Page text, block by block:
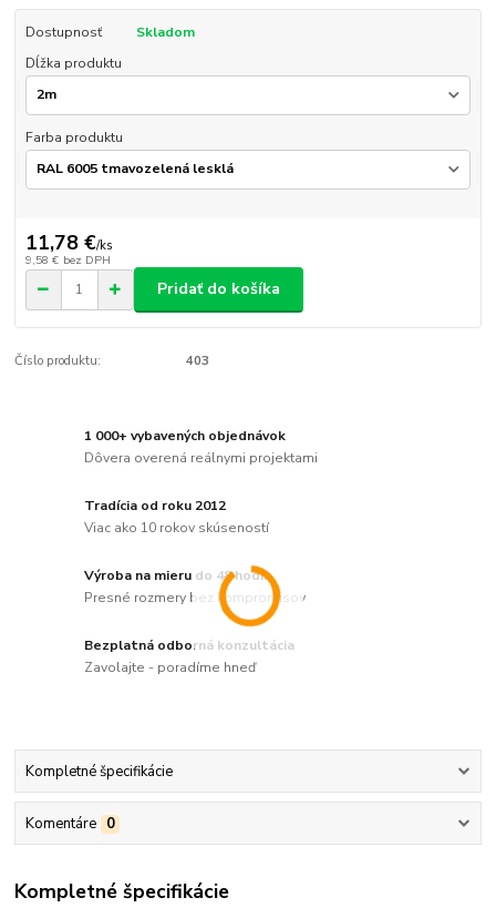
Dostupnosť
Skladom
Dĺžka produktu
Farba produktu
11,78 €/ks
9,58 € bez DPH
Pridať do košíka
Číslo produktu: 403
1 000+ vybavených objednávok
Dôvera overená reálnymi projektami
Tradícia od roku 2012
Viac ako 10 rokov skúseností
Výroba na mieru do 48 hodín
Presné rozmery bez kompromisov
Bezplatná odborná konzultácia
Zavolajte - poradíme hneď
Kompletné špecifikácie
Komentáre 0
Kompletné špecifikácie